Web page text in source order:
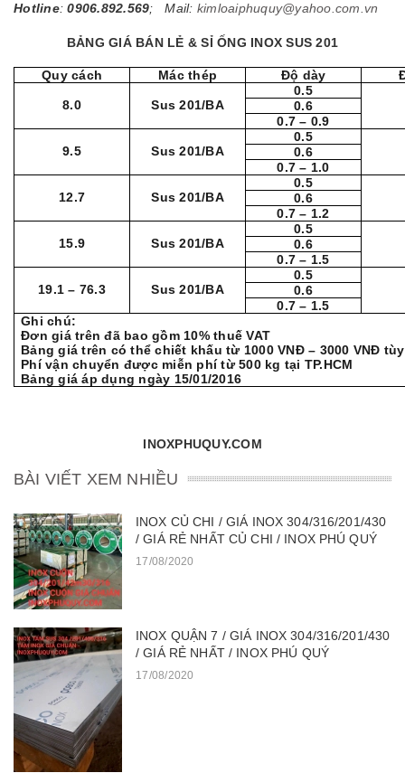
Hotline:0906.892.569; Mail: kimloaiphuquy@yahoo.com.vn
BẢNG GIÁ BÁN LẺ & SỈ ỐNG INOX SUS 201
Quy cách Mác thép Độ dày
8.0 Sus 201/BA
0.5
0.6
0.7 – 0.9
9.5 Sus 201/BA
0.5
0.6
0.7 – 1.0
12.7 Sus 201/BA
0.5
0.6
0.7 – 1.2
15.9 Sus 201/BA
0.5
0.6
0.7 – 1.5
19.1 – 76.3 Sus 201/BA
0.5
0.6
0.7 – 1.5
Ghi chú:
Đơn giá trên đã bao gồm 10% thuế VAT
Bảng giá trên có thể chiết khấu từ 1000 VNĐ – 3000 VNĐ
Phí vận chuyển được miễn phí từ 500 kg tại TP.HCM
Bảng giá áp dụng ngày 15/01/2016
INOXPHUQUY.COM
BÀI VIẾT XEM NHIỀU
INOX CỦ CHI / GIÁ INOX 304/316/201/430
/ GIÁ RẺ NHẤT CỦ CHI / INOX PHÚ QUÝ
17/08/2020
INOX QUẬN 7 / GIÁ INOX 304/316/201/430
/ GIÁ RẺ NHẤT / INOX PHÚ QUÝ
17/08/2020